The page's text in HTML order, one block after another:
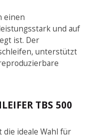
einen
und auf
ist. Der
unterstützt
TBS 500
die ideale Wahl für